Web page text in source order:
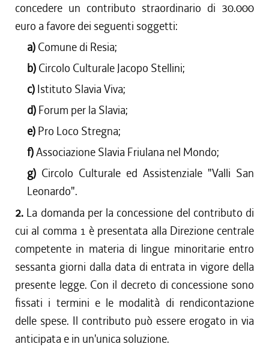
concedere un contributo straordinario di 30.000
euro a favore dei seguenti soggetti:
a) Comune di Resia;
b) Circolo Culturale Jacopo Stellini;
c) Istituto Slavia Viva;
d) Forum per la Slavia;
e) Pro Loco Stregna;
f)Associazione Slavia Friulana nel Mondo;
g) Circolo Culturale ed Assistenziale "Valli San
Leonardo".
2. La domanda per la concessione del contributo di
cui al comma 1 è presentata alla Direzione centrale
competente in materia di lingue minoritarie entro
sessanta giorni dalla data di entrata in vigore della
presente legge. Con il decreto di concessione sono
fissati i termini e le modalità di rendicontazione
delle spese. Il contributo può essere erogato in via
anticipata e in un'unica soluzione.